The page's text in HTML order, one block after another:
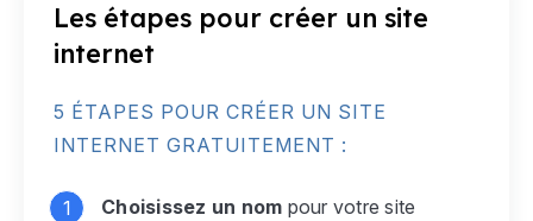
Les étapes pour créer un site
internet
5 ÉTAPES POUR CRÉER UN SITE
INTERNET GRATUITEMENT :
Choisissez un nom pour votre site